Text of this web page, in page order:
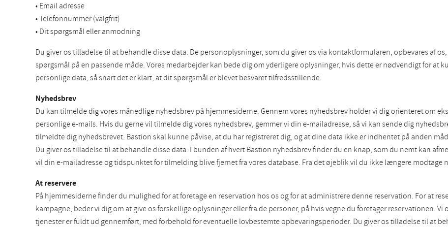
• Email adresse
• Telefonnummer (valgfrit)
• Dit spørgsmål eller anmodning
Du giver os tilladelse til at behandle disse data. De personoplysninger, som du giver os via kontaktformularen, opbevares af
spørgsmål på en passende måde. Vores medarbejder kan bede dig om yderligere oplysninger, hvis dette er nødvendigt for at
personlige data, så snart det er klart, at dit spørgsmål er blevet besvaret tilfredsstillende.
Nyhedsbrev
Du kan tilmelde dig vores månedlige nyhedsbrev på hjemmesiderne. Gennem vores nyhedsbrev holder vi dig orienteret om
personlige e-mails. Hvis du gerne vil tilmelde dig vores nyhedsbrev, gemmer vi din e-mailadresse, så vi kan sende dig
tilmeldte dig nyhedsbrevet. Bastion skal kunne påvise, at du har registreret dig, og at dine data ikke er indhentet på anden
Du giver os tilladelse til at behandle disse data. I bunden af hvert Bastion nyhedsbrev finder du en knap, som du nemt kan
vil din e-mailadresse og tidspunktet for tilmelding blive fjernet fra vores database. Fra det øjeblik vil du ikke længere modtage
At reservere
På hjemmesiderne finder du mulighed for at foretage en reservation hos os og for at administrere denne reservation. For at
kampagne, beder vi dig om at give os forskellige oplysninger eller fra de personer, på hvis vegne du foretager reservationen.
tjenester er fuldt ud gennemført, med forbehold for eventuelle lovbestemte opbevaringsperioder. Du giver os tilladelse til at